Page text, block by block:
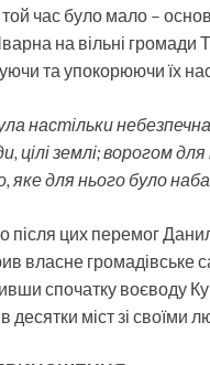
час було мало –
на вільні
та упокорюючи їх
настільки
цілі землі; ворогом
яке для нього було
цих перемог
власне
спочатку воєводу
десятки міст зі своїми